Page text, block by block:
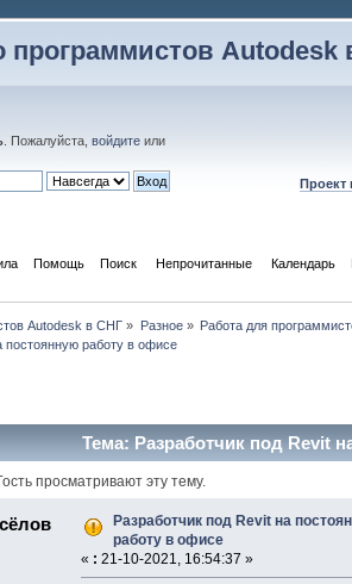
программистов Autodesk
. Пожалуйста, войдите или
Проект
Помощь Поиск Непрочитанные Календарь
Autodesk в СНГ » Разное» Работа для
постоянную работу в офисе
Тема: Разработчик под Revit
раз)просматривают эту тему.
Разработчик под Revit на
работу в офисе
« : 21-10-2021, 16:54:37 »